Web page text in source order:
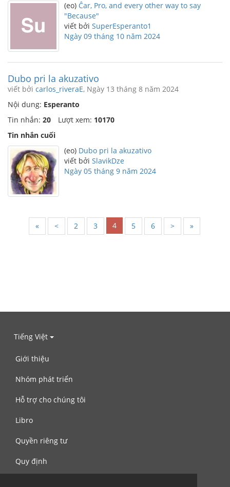
(eo) Ĉar, Pro, and every other way to say
"Because"
viết bởi SuperEsperanto1
Ngày 09 tháng 10 năm 2024
Dubo pri la akuzativo
viết bởi carlos_riveraE, Ngày 13 tháng 8 năm 2024
Nội dung: Esperanto
Tin nhắn: 20 Lượt xem: 10170
Tin nhắn cuối
(eo) Dubo pri la akuzativo
viết bởi SlavikDze
Ngày 05 tháng 9 năm 2024
« < 2 3 4 5 6 > »
Tiếng Việt
Giới thiệu
Nhóm phát triển
Hỗ trợ cho chúng tôi
Libro
Quyền riêng tư
Quy định